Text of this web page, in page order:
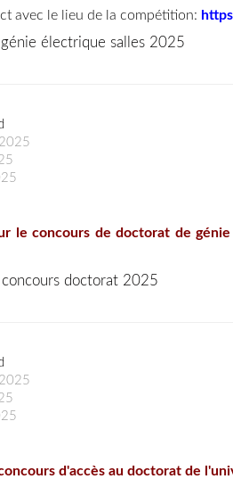
avec le lieu de la compétition:
électrique salles 2025
le concours de doctorat de
doctorat 2025
d'accès au doctorat de